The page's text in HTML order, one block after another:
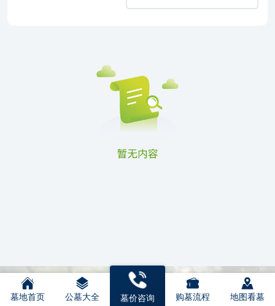
墓地首页 公墓大全 墓价咨询 购墓流程 地图看墓